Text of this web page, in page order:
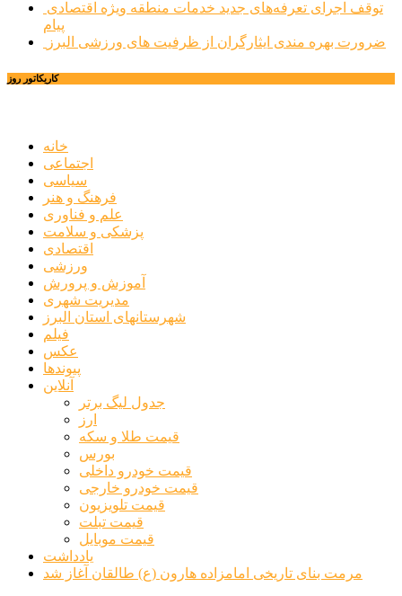
پیام
ضرورت بهره مندی ایثارگران از ظرفیت های ورزشی البرز
کاریکاتور روز
خانه
اجتماعی
سیاسی
فرهنگ و هنر
علم و فناوری
پزشکی و سلامت
اقتصادی
ورزشی
آموزش و پرورش
مدیریت شهری
شهرستانهای استان البرز
فیلم
عکس
پیوندها
آنلاین
جدول لیگ برتر
ارز
قیمت طلا و سکه
بورس
قیمت خودرو داخلی
قیمت خودرو خارجی
قیمت تلویزیون
قیمت تبلت
قیمت موبایل
یادداشت
مرمت بنای تاریخی امامزاده هارون (ع) طالقان آغاز شد